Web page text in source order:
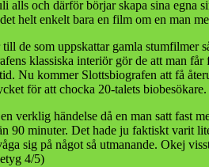
alls och därför börjar skapa sina
helt enkelt bara en film om en man
de som uppskattar gamla stumfilmer
klassiska interiör gör de att man
Nu kommer Slottsbiografen att få
för att chocka 20-talets
verklig händelse då en man satt fast
90 minuter. Det hade ju faktiskt varit
sig på något så utmanande. Okej
4/5)